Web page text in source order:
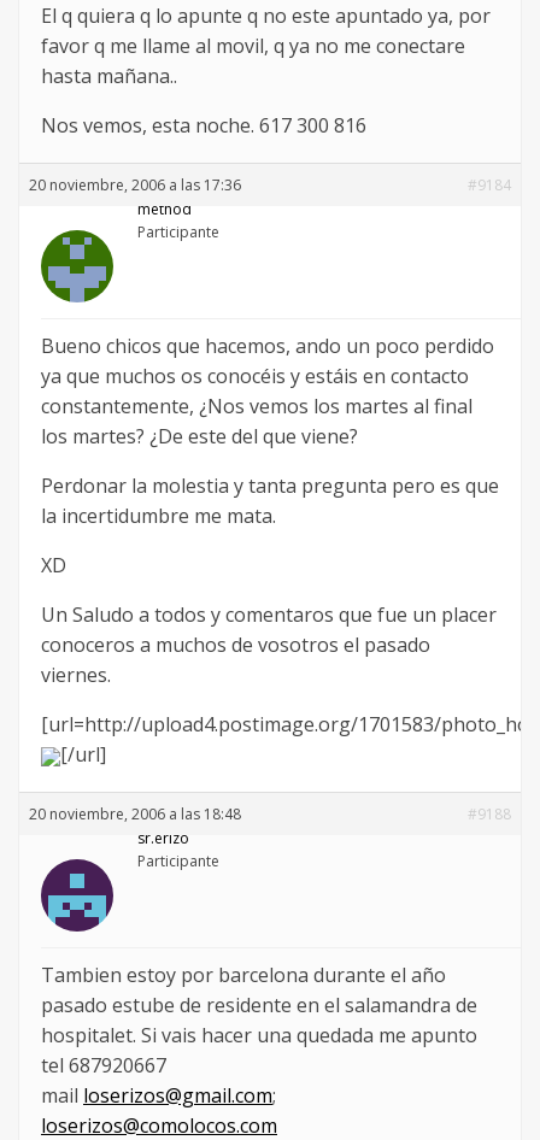
El q quiera q lo apunte q no este apuntado ya, por
favor q me llame al movil, q ya no me conectare
hasta mañana..
Nos vemos, esta noche. 617 300 816
20 noviembre, 2006 a las 17:36
#9184
method
Participante
Bueno chicos que hacemos, ando un poco perdido
ya que muchos os conocéis y estáis en contacto
constantemente, ¿Nos vemos los martes al final
los martes? ¿De este del que viene?
Perdonar la molestia y tanta pregunta pero es que
la incertidumbre me mata.
XD
Un Saludo a todos y comentaros que fue un placer
conoceros a muchos de vosotros el pasado
viernes.
[url=http://upload4.postimage.org/1701583/
[/url]
20 noviembre, 2006 a las 18:48
#9188
sr.erizo
Participante
Tambien estoy por barcelona durante el año
pasado estube de residente en el salamandra de
hospitalet. Si vais hacer una quedada me apunto
tel 687920667
mail loserizos@gmail.com;
loserizos@comolocos.com